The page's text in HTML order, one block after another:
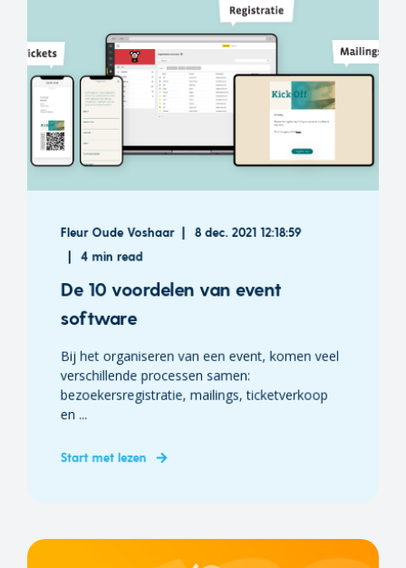
Fleur Oude Voshaar
8 dec. 2021 12:18:59
4 min read
De 10 voordelen van event
software
Bij het organiseren van een event, komen veel
verschillende processen samen:
bezoekersregistratie, mailings, ticketverkoop
en ...
Start met lezen